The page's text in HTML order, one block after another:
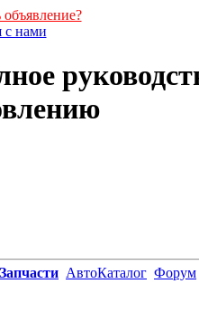
объявление?
с нами
Запчасти АвтоКаталог Форум